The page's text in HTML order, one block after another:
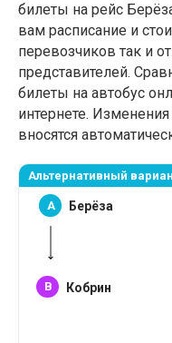
билеты на рейс
вам расписание и
перевозчиков так и
представителей.
билеты на автобус
интернете.
вносятся
Альтернативный
A Берёза
B Кобрин